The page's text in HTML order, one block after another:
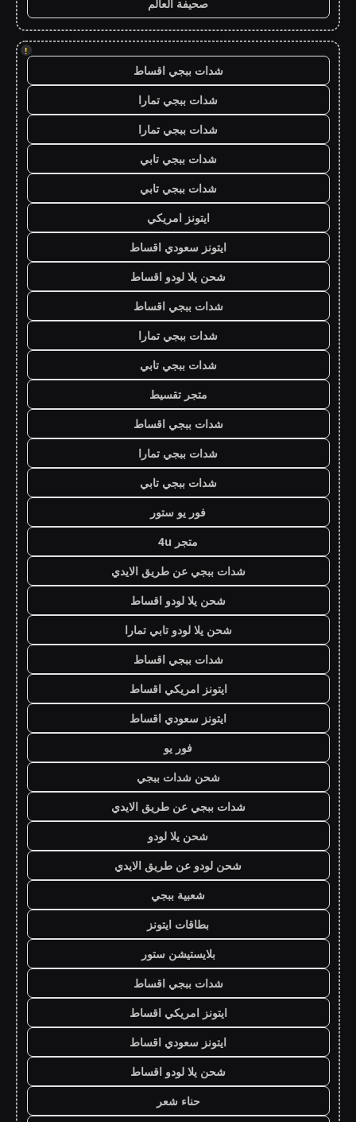
صحيفة العالم
!
شدات ببجي اقساط
شدات ببجي تمارا
شدات ببجي تمارا
شدات ببجي تابي
شدات ببجي تابي
ايتونز امريكي
ايتونز سعودي اقساط
شحن يلا لودو اقساط
شدات ببجي اقساط
شدات ببجي تمارا
شدات ببجي تابي
متجر تقسيط
شدات ببجي اقساط
شدات ببجي تمارا
شدات ببجي تابي
فور يو ستور
متجر 4u
شدات ببجي عن طريق الايدي
شحن يلا لودو اقساط
شحن يلا لودو تابي تمارا
شدات ببجي اقساط
ايتونز امريكي اقساط
ايتونز سعودي اقساط
فور يو
شحن شدات ببجي
شدات ببجي عن طريق الايدي
شحن يلا لودو
شحن لودو عن طريق الايدي
شعبية ببجي
بطاقات ايتونز
بلايستيشن ستور
شدات ببجي اقساط
ايتونز امريكي اقساط
ايتونز سعودي اقساط
شحن يلا لودو اقساط
حناء شعر